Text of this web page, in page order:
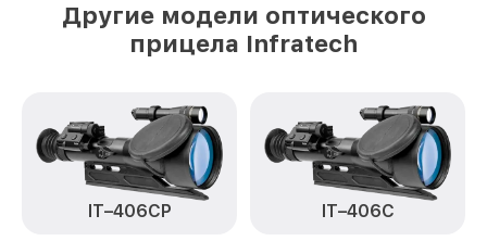
Замена ключей управления IT-124Н
Замена аккумулятора IT-124Н Infratech от 590₽
Замена процессора IT-124Н Infratech от 650₽
Замена USB порта IT-124Н Infratech от 590₽
Другие модели оптического
прицела Infratech
IT–406СP IT–406С